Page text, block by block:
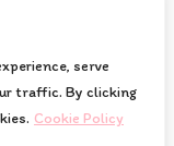
serve
traffic. By clicking
Cookie Policy